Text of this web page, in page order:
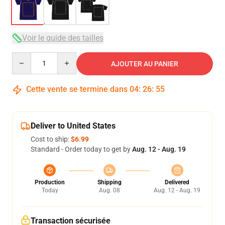
Voir le guide des tailles
AJOUTER AU PANIER
Cette vente se termine dans 04: 26: 54
Deliver to United States
Cost to ship:$6.99
Standard - Order today to get byAug. 12 - Aug. 19
Production
Today
Shipping
Aug. 08
Delivered
Aug. 12 - Aug. 19
Transaction sécurisée